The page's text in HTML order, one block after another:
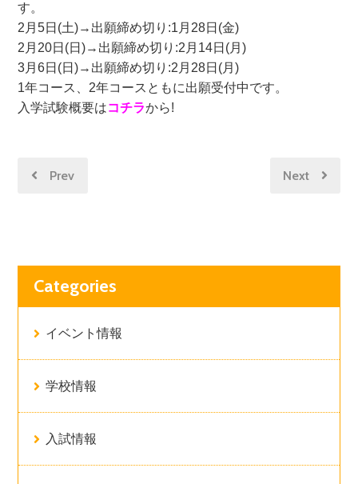
す。
2月5日(土)→出願締め切り:1月28日(金)
2月20日(日)→出願締め切り:2月14日(月)
3月6日(日)→出願締め切り:2月28日(月)
1年コース、2年コースともに出願受付中です。
入学試験概要はコチラから!
Prev Next
Categories
イベント情報
学校情報
入試情報